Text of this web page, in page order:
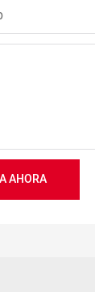
AHORA